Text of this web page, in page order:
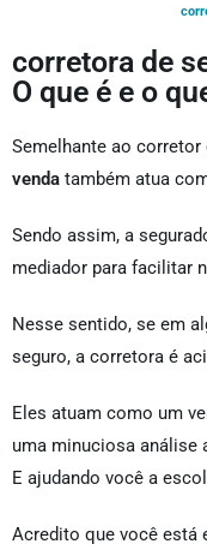
corretora de
O que é e o
Semelhante ao corretor
venda também atua
Sendo assim, a
mediador para facilitar
Nesse sentido, se em
seguro, a corretora é
Eles atuam como um
uma minuciosa análise
E ajudando você a
Acredito que você está